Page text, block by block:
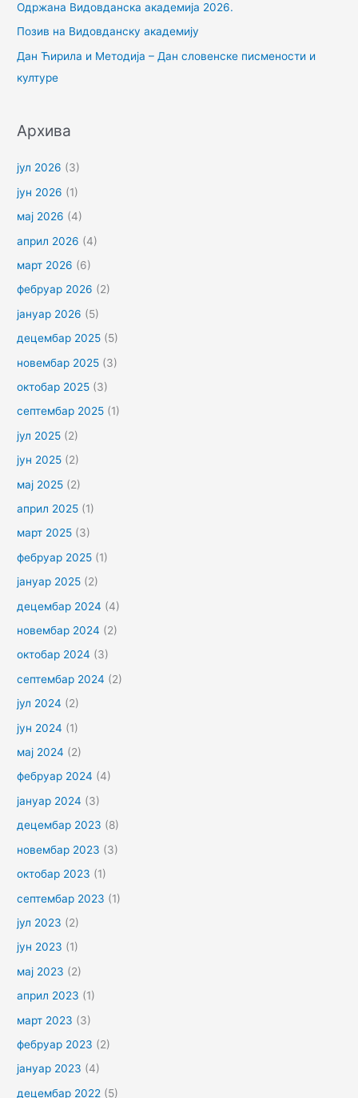
з
а
:
Одржана Видовданска академија 2026.
Позив на Видовданску академију
Дан Ћирила и Методија – Дан словенске писмености и
културе
Архива
јул 2026 (3)
јун 2026 (1)
мај 2026 (4)
април 2026 (4)
март 2026 (6)
фебруар 2026 (2)
јануар 2026 (5)
децембар 2025 (5)
новембар 2025 (3)
октобар 2025 (3)
септембар 2025 (1)
јул 2025 (2)
јун 2025 (2)
мај 2025 (2)
април 2025 (1)
март 2025 (3)
фебруар 2025 (1)
јануар 2025 (2)
децембар 2024 (4)
новембар 2024 (2)
октобар 2024 (3)
септембар 2024 (2)
јул 2024 (2)
јун 2024 (1)
мај 2024 (2)
фебруар 2024 (4)
јануар 2024 (3)
децембар 2023 (8)
новембар 2023 (3)
октобар 2023 (1)
септембар 2023 (1)
јул 2023 (2)
јун 2023 (1)
мај 2023 (2)
април 2023 (1)
март 2023 (3)
фебруар 2023 (2)
јануар 2023 (4)
децембар 2022 (5)